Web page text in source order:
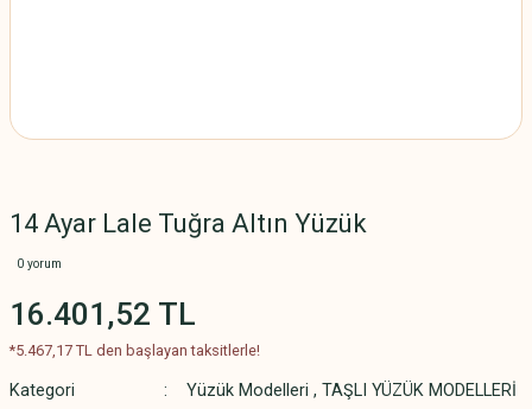
14 Ayar Lale Tuğra Altın Yüzük
0 yorum
16.401,52 TL
*5.467,17 TL den başlayan taksitlerle!
Kategori Yüzük Modelleri , TAŞLI YÜZÜK MODELLERİ